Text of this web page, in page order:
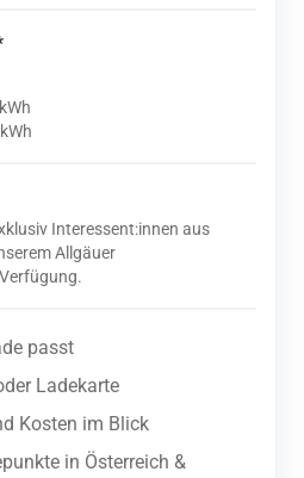
Interessent:innen aus
Allgäuer
passt
Ladekarte
Kosten im Blick
in Österreich &